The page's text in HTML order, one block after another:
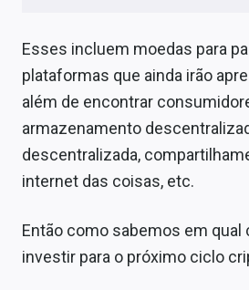
Esses incluem moedas para
plataformas que ainda irão
além de encontrar
armazenamento
descentralizada,
internet das coisas, etc.
Então como sabemos em qual
investir para o próximo ciclo